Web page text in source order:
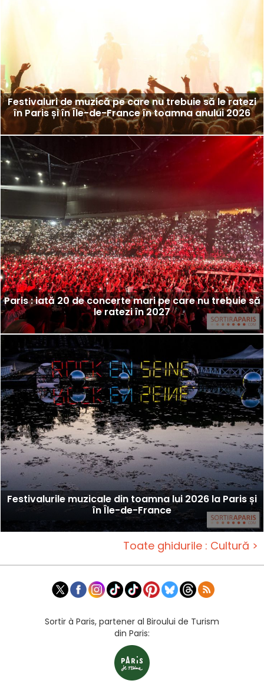
Festivaluri de muzică pe care nu trebuie să le ratezi
în Paris și în Île-de-France în toamna anului 2026
Paris : iată 20 de concerte mari pe care nu trebuie să
le ratezi în 2027
Festivalurile muzicale din toamna lui 2026 la Paris și
în Île-de-France
Toate ghidurile : Cultură >
Sortir à Paris, partener al Biroului de Turism
din Paris: